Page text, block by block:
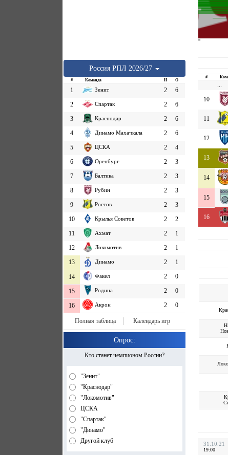
Россия РПЛ 2026/27
# Команда И О
1 Зенит 2
6
2
Спартак 2
6
3
Краснодар 2
6
4
Динамо Махачкала 2
6
5
ЦСКА 2
4
6
Оренбург 2
3
7
Балтика 2
3
8
Рубин 2
3
9
Ростов 2
3
10
Крылья Советов 2
2
11
Ахмат 2
1
12
Локомотив 2
1
13
Динамо 2 1
14 Факел 2 0
15 Родина 2 0
16 Акрон 2 0
Полная таблица Календарь игр
Опрос:
Кто станет чемпионом России?
"Зенит"
"Краснодар"
"Локомотив"
ЦСКА
"Спартак"
"Динамо"
Другой клуб
''
#
...
10
11
12
13
14
15
16
31.10.21
19:00